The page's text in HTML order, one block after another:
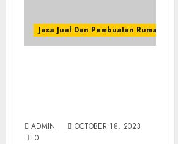
Jasa Jual Dan Pembuatan Rumah Kayu
ADMIN
OCTOBER 18, 2023
0